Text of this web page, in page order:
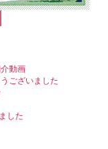
介動画
うございました
した